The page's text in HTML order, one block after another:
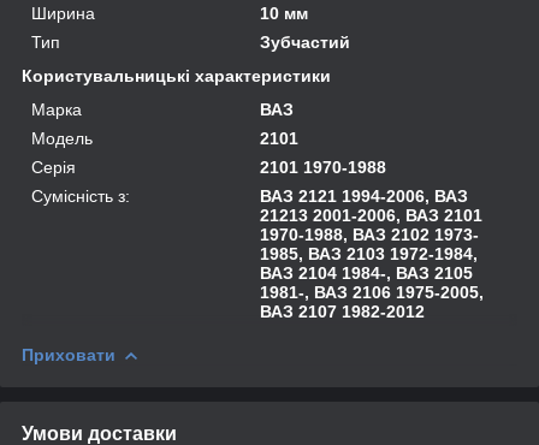
Ширина
10 мм
Тип
Зубчастий
Користувальницькі характеристики
Марка
ВАЗ
Модель
2101
Серія
2101 1970-1988
Сумісність з:
ВАЗ 2121 1994-2006, ВАЗ
21213 2001-2006, ВАЗ 2101
1970-1988, ВАЗ 2102 1973-
1985, ВАЗ 2103 1972-1984,
ВАЗ 2104 1984-, ВАЗ 2105
1981-, ВАЗ 2106 1975-2005,
ВАЗ 2107 1982-2012
Приховати
Умови доставки